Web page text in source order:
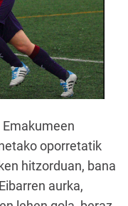
oporretatik
hitzorduan, bana
aurka,